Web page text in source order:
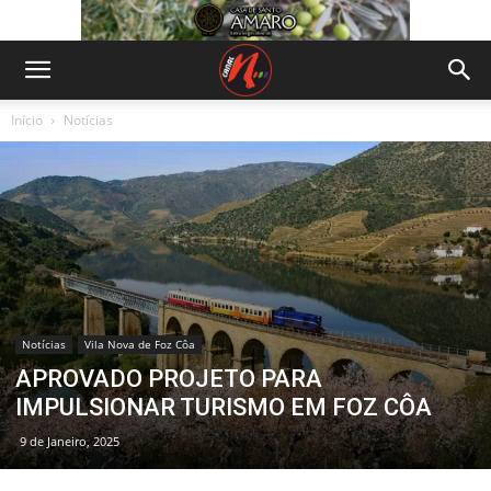
Início Notícias
Notícias Vila Nova de Foz Côa
APROVADO PROJETO PARA
IMPULSIONAR TURISMO EM FOZ CÔA
9 de Janeiro, 2025